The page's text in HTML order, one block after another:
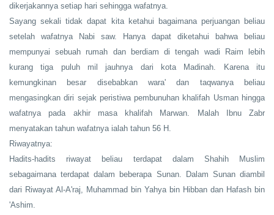
dikerjakannya setiap hari sehingga wafatnya.
Sayang sekali tidak dapat kita ketahui bagaimana perjuangan beliau
setelah wafatnya Nabi saw. Hanya dapat diketahui bahwa beliau
mempunyai sebuah rumah dan berdiam di tengah wadi Raim lebih
kurang tiga puluh mil jauhnya dari kota Madinah. Karena itu
kemungkinan besar disebabkan wara' dan taqwanya beliau
mengasingkan diri sejak peristiwa pembunuhan khalifah Usman hingga
wafatnya pada akhir masa khalifah Marwan. Malah Ibnu Zabr
menyatakan tahun wafatnya ialah tahun 56 H.
Riwayatnya:
Hadits-hadits riwayat beliau terdapat dalam Shahih Muslim
sebagaimana terdapat dalam beberapa Sunan. Dalam Sunan diambil
dari Riwayat Al-A'raj, Muhammad bin Yahya bin Hibban dan Hafash bin
'Ashim.